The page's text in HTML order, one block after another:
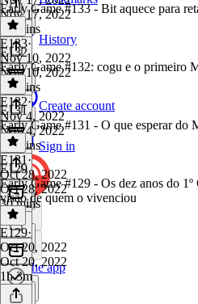
History
Create account
Sign in
Get the app
Nov 17, 2022
30 mins
Early Game #133 - Bit aquece para
E133·
Nov 10, 2022
Nov 10, 2022
26 mins
E132
Early Game #132: cogu e o primeiro
E132·
Nov 4, 2022
Nov 4, 2022
43 mins
E131
Early Game #131 - O que esperar do
E131 ·
Oct 28, 2022
Oct 28, 2022
30 mins
E129
Early Game #129 - Os dez anos do
visão de quem o vivenciou
E129·
Oct 20, 2022
Oct 20, 2022
1h 3m